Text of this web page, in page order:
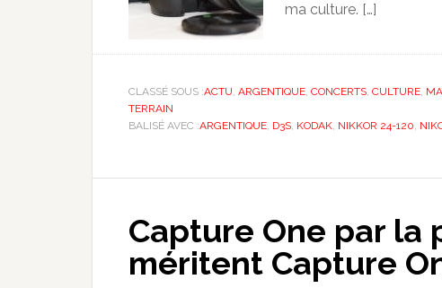
ma culture. […]
CLASSÉ SOUS :ACTU, ARGENTIQUE, CONCERTS, CULTURE,
TERRAIN
BALISÉ AVEC :ARGENTIQUE, D3S, KODAK, NIKKOR 24-120,
Capture One par la
méritent Capture